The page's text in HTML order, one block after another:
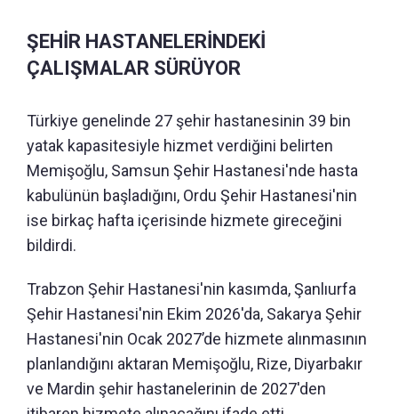
ŞEHİR HASTANELERİNDEKİ
ÇALIŞMALAR SÜRÜYOR
Türkiye genelinde 27 şehir hastanesinin 39 bin
yatak kapasitesiyle hizmet verdiğini belirten
Memişoğlu, Samsun Şehir Hastanesi'nde hasta
kabulünün başladığını, Ordu Şehir Hastanesi'nin
ise birkaç hafta içerisinde hizmete gireceğini
bildirdi.
Trabzon Şehir Hastanesi'nin kasımda, Şanlıurfa
Şehir Hastanesi'nin Ekim 2026'da, Sakarya Şehir
Hastanesi'nin Ocak 2027’de hizmete alınmasının
planlandığını aktaran Memişoğlu, Rize, Diyarbakır
ve Mardin şehir hastanelerinin de 2027'den